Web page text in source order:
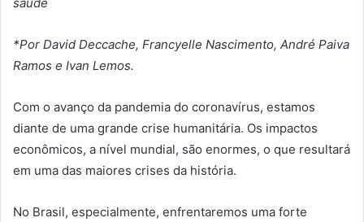
*Por David Deccache, Francyelle Nascimento, André Paiva
Ramos e Ivan Lemos.
Com o avanço da pandemia do coronavírus, estamos
diante de uma grande crise humanitária. Os impactos
econômicos, a nível mundial, são enormes, o que resultará
em uma das maiores crises da história.
No Brasil, especialmente, enfrentaremos uma forte